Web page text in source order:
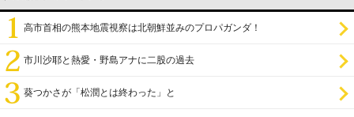
高市首相の熊本地震視察は北朝鮮並みのプロパガンダ！
市川沙耶と熱愛・野島アナに二股の過去
葵つかさが「松潤とは終わった」と